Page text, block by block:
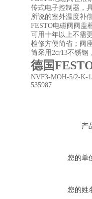
传式电子控制器，
所说的室外温度补
FESTO电磁阀阀盖
可用十年以上不需
检修方便简省；阀
筒采用2cr13不锈钢
德国
NVF3-MOH-5/2-K-
535987
产
您的单
您的姓